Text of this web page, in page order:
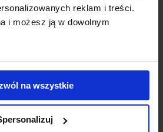
reklam i treści.
i możesz ją w dowolnym
na wszystkie
do
Airways)
do